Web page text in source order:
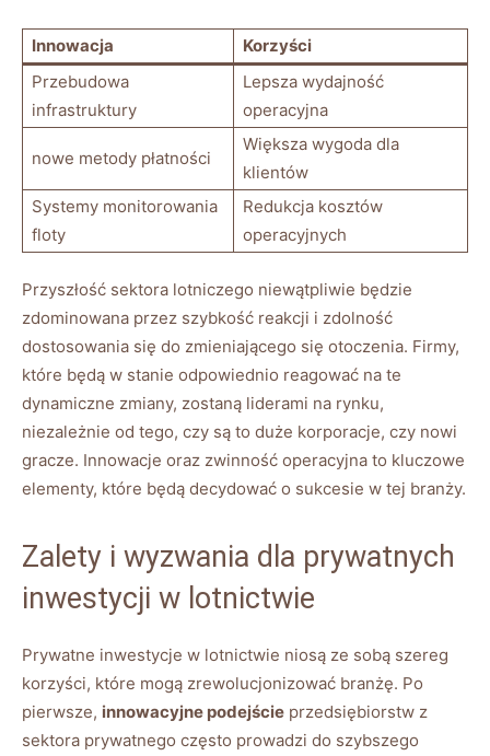
Innowacja
Korzyści
Przebudowa
infrastruktury
Lepsza wydajność
operacyjna
nowe metody płatności
Większa wygoda dla
klientów
Systemy monitorowania
floty
Redukcja kosztów
operacyjnych
Przyszłość sektora lotniczego niewątpliwie będzie
zdominowana przez szybkość reakcji i zdolność
dostosowania się do zmieniającego się otoczenia. Firmy,
które będą w stanie odpowiednio reagować na te
dynamiczne zmiany, zostaną liderami na rynku,
niezależnie od tego, czy są to duże korporacje, czy nowi
gracze. Innowacje oraz zwinność operacyjna to kluczowe
elementy, które będą decydować o sukcesie w tej branży.
Zalety i wyzwania dla prywatnych
inwestycji w lotnictwie
Prywatne inwestycje w lotnictwie niosą ze sobą szereg
korzyści, które mogą zrewolucjonizować branżę. Po
pierwsze, innowacyjne podejście przedsiębiorstw z
sektora prywatnego często prowadzi do szybszego